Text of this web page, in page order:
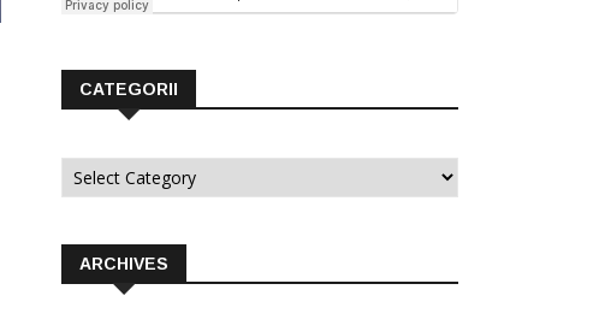
CATEGORII
Categorii
ARCHIVES